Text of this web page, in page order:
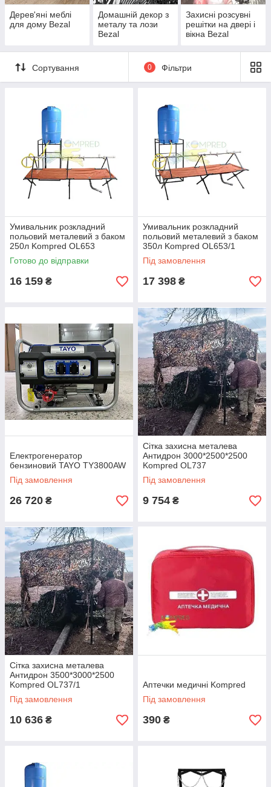
Дерев'яні меблі
для дому Bezal
Домашній декор з
металу та лози
Bezal
Захисні розсувні
решітки на двері і
вікна Bezal
Сортування 0 Фільтри
Умивальник розкладний
польовий металевий з баком
250л Kompred OL653
Готово до відправки
16 159 ₴
Умивальник розкладний
польовий металевий з баком
350л Kompred OL653/1
Під замовлення
17 398 ₴
Електрогенератор
бензиновий TAYO TY3800AW
Під замовлення
26 720 ₴
Сітка захисна металева
Антидрон 3000*2500*2500
Kompred OL737
Під замовлення
9 754 ₴
Сітка захисна металева
Антидрон 3500*3000*2500
Kompred OL737/1
Під замовлення
10 636 ₴
Аптечки медичні Kompred
Під замовлення
390 ₴